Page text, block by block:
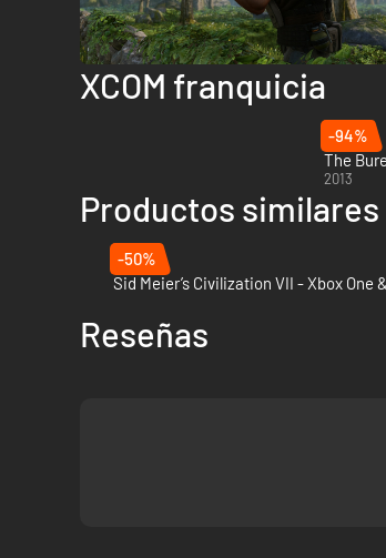
XCOM franquicia
-94%
The
2013
Productos similares
-50%
Reseñas